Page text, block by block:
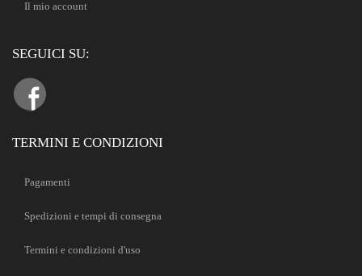
Il mio account
SEGUICI SU:
TERMINI E CONDIZIONI
Pagamenti
Spedizioni e tempi di consegna
Termini e condizioni d'uso